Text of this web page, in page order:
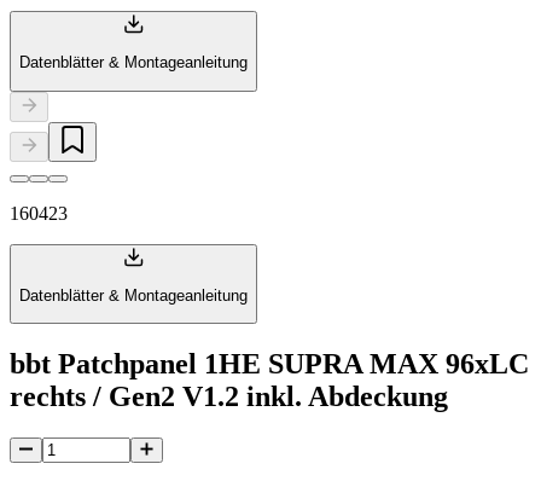
Datenblätter & Montageanleitung
160423
Datenblätter & Montageanleitung
bbt Patchpanel 1HE SUPRA MAX 96xLC
rechts / Gen2 V1.2 inkl. Abdeckung